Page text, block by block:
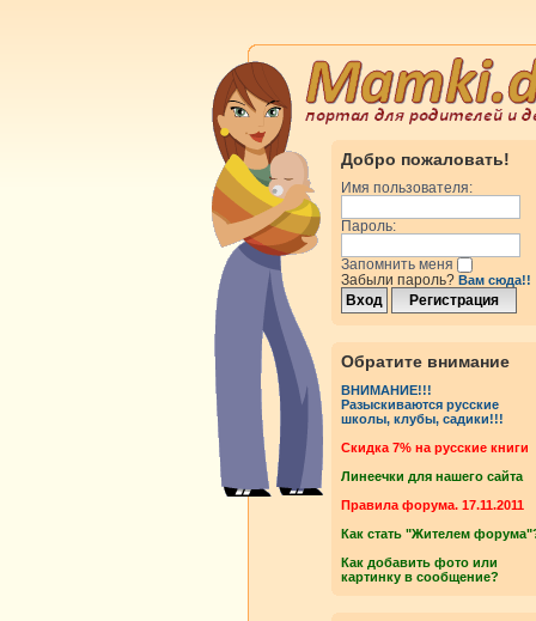
Добро пожаловать!
Имя пользователя:
Пароль:
Запомнить меня
Забыли пароль? Вам сюда!!
Обратите внимание
ВНИМАНИЕ!!!
Разыскиваются русские
школы, клубы, садики!!!
Cкидка 7% на русские книги
Линеечки для нашего сайта
Правила форума. 17.11.2011
Как стать "Жителем
Как добавить фото или
картинку в сообщение?